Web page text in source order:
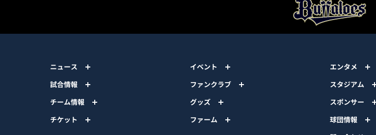
ニュース
試合情報
チーム情報
チケット
イベント
ファンクラブ
グッズ
ファーム
エンタメ
スタジアム
スポンサー
球団情報